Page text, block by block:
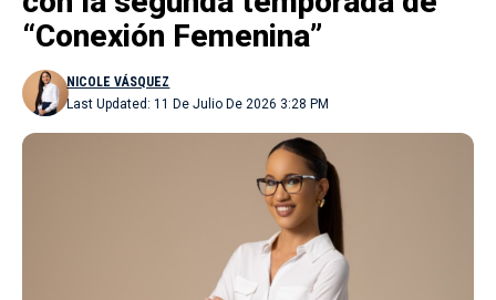
“Conexión Femenina”
Last Updated: 11 De Julio De 2026 3:28 PM
NICOLE VÁSQUEZ